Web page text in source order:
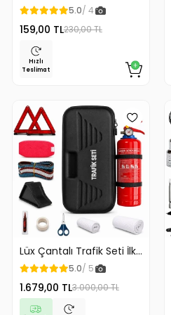
Kağıdı Askılığı
5.0/ 4
159,00 TL230,00 TL
Hızlı
Teslimat
Lüx Çantalı Trafik Seti İlk
Yardım Seti 1 Kg Yangın
Söndürme Tüplü Tüvtürk
Uyumlu
5.0/ 5
1.679,00 TL3.000,00 TL